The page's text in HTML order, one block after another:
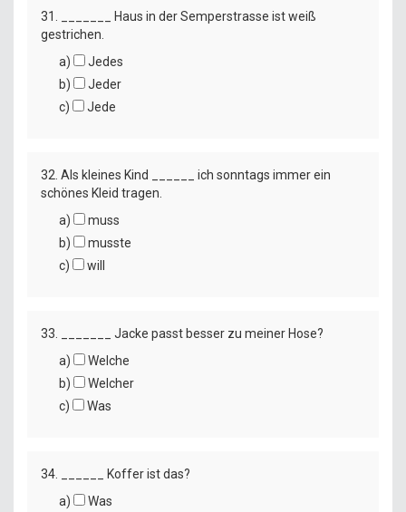
31. _______ Haus in der Semperstrasse ist weiß
gestrichen.
a)
Jedes
b)
Jeder
c)
Jede
32. Als kleines Kind ______ ich sonntags immer ein
schönes Kleid tragen.
a)
muss
b)
musste
c)
will
33. _______ Jacke passt besser zu meiner Hose?
a)
Welche
b)
Welcher
c)
Was
34. ______ Koffer ist das?
a)
Was